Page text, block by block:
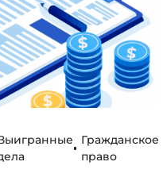
Гражданское
право